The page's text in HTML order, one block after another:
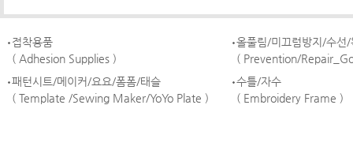
접착용품
( Adhesion Supplies )
올풀림/미끄럼방지/수선/
( Prevention/
패턴시트/메이커/요요/폼폼/태슬
( Template /Sewing Maker/YoYo Plate )
수틀/자수
( Embroidery Frame )